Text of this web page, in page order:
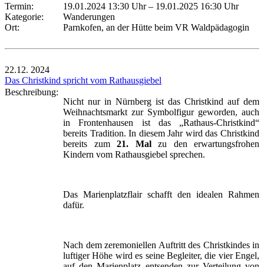
Termin:
19.01.2024 13:30 Uhr– 19.01.2025 16:30 Uhr
Kategorie:
Wanderungen
Ort:
Parnkofen, an der Hütte beim VR Waldpädagogin
22.12. 2024
Das Christkind spricht vom Rathausgiebel
Beschreibung:
Nicht nur in Nürnberg ist das Christkind auf dem
Weihnachtsmarkt zur Symbolfigur geworden, auch
in Frontenhausen ist das „Rathaus-Christkind“
bereits Tradition. In diesem Jahr wird das Christkind
bereits zum 21. Malzu den erwartungsfrohen
Kindern vom Rathausgiebel sprechen.
Das Marienplatzflair schafft den idealen Rahmen
dafür.
Nach dem zeremoniellen Auftritt des Christkindes in
luftiger Höhe wird es seine Begleiter, die vier Engel,